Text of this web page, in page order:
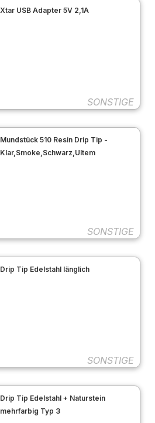
Xtar USB Adapter 5V 2,1A
SONSTIGE
Mundstück 510 Resin Drip Tip -
Klar,Smoke,Schwarz,Ultem
SONSTIGE
Drip Tip Edelstahl länglich
SONSTIGE
Drip Tip Edelstahl + Naturstein
mehrfarbig Typ 3